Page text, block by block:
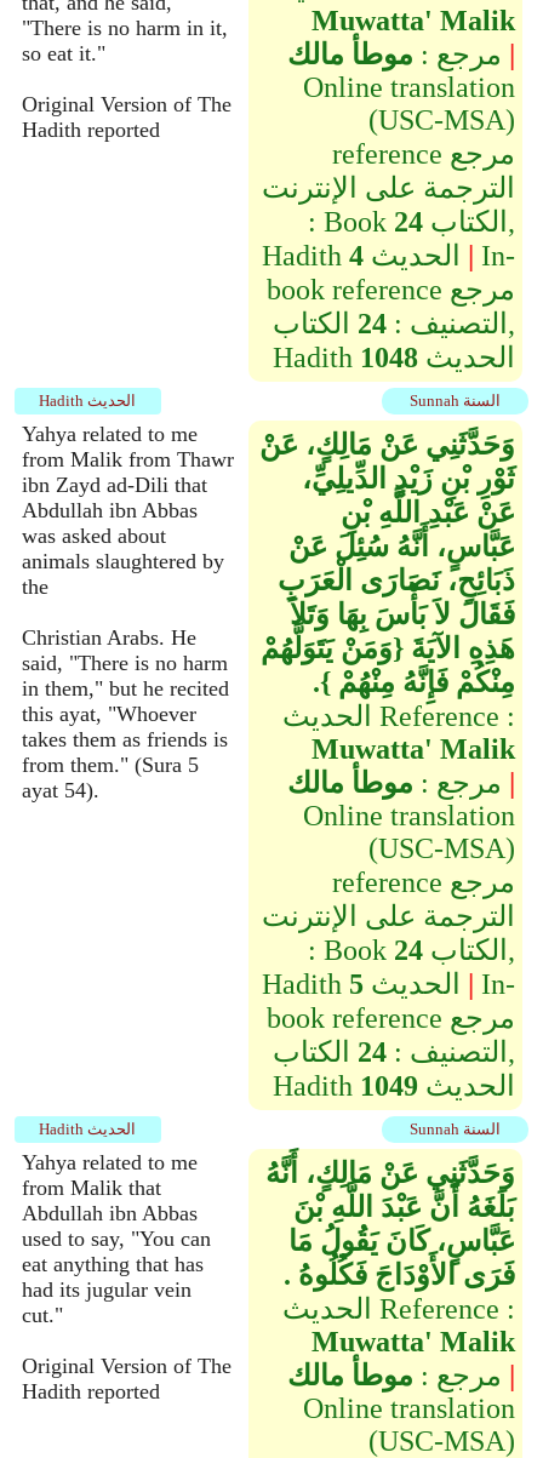
"There is no harm in it,
so eat it."
Original Version of The
Hadith reported
Muwatta' Malik
مرجع : موطأ مالك
|
Online translation
(USC-MSA)
reference مرجع
الترجمة على الإنترنت
: Book 24الكتاب,
Hadith 4 | In-
book reference مرجع
التصنيف :24 الكتاب,
Hadith 1048 الحديث
Sunnah السنة Hadith الحديث
Yahya related to me
from Malik from Thawr
ibn Zayd ad-Dili that
Abdullah ibn Abbas
was asked about
animals slaughtered by
the
Christian Arabs. He
said, "There is no harm
in them," but he recited
this ayat, "Whoever
takes them as friends is
from them." (Sura 5
ayat 54).
وَحَدَّثَنِي عَنْ مَالِكٍ، عَنْ
ثَوْرِ بْنِ زَيْدٍ الدِّيلِيِّ،
عَنْ عَبْدِ اللَّهِ بْنِ
عَبَّاسٍ، أَنَّهُ سُئِلَ عَنْ
ذَبَائِحِ، نَصَارَى الْعَرَبِ
فَقَالَ لاَ بَأْسَ بِهَا وَتَلاَ
هَذِهِ الآيَةَ ‏{‏وَمَنْ يَتَوَلَّهُمْ
مِنْكُمْ فَإِنَّهُ مِنْهُمْ ‏}‏‏.‏
الحديث Reference :
Muwatta' Malik
مرجع : موطأ مالك
|
Online translation
(USC-MSA)
reference مرجع
الترجمة على الإنترنت
: Book 24الكتاب,
Hadith 5 | In-
book reference مرجع
التصنيف :24 الكتاب,
Hadith 1049 الحديث
Sunnah السنة Hadith الحديث
Yahya related to me
from Malik that
Abdullah ibn Abbas
used to say, "You can
eat anything that has
had its jugular vein
cut."
Original Version of The
Hadith reported
وَحَدَّثَنِي عَنْ مَالِكٍ، أَنَّهُ
بَلَغَهُ أَنَّ عَبْدَ اللَّهِ بْنَ
عَبَّاسٍ، كَانَ يَقُولُ مَا
فَرَى الأَوْدَاجَ فَكُلُوهُ ‏.‏
الحديث Reference :
Muwatta' Malik
مرجع : موطأ مالك
|
Online translation
(USC-MSA)